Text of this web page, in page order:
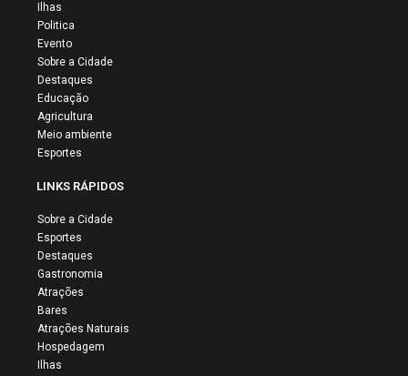
Ilhas
Politica
Evento
Sobre a Cidade
Destaques
Educação
Agricultura
Meio ambiente
Esportes
LINKS RÁPIDOS
Sobre a Cidade
Esportes
Destaques
Gastronomia
Atrações
Bares
Atrações Naturais
Hospedagem
Ilhas